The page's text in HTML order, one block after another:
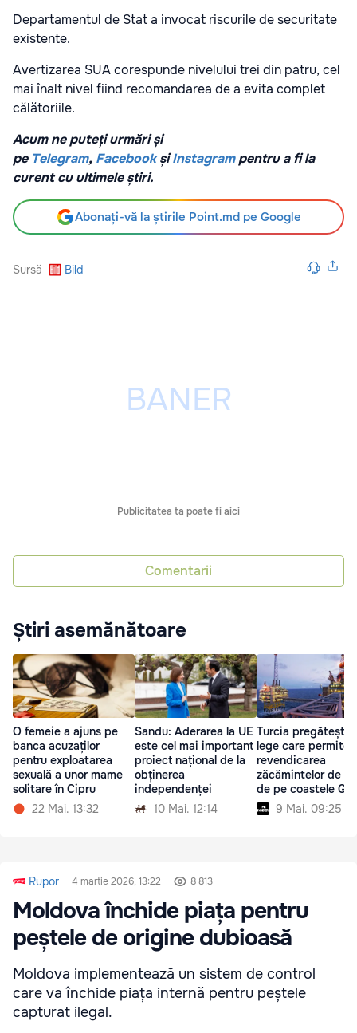
Departamentul de Stat a invocat riscurile de securitate
existente.
Avertizarea SUA corespunde nivelului trei din patru, cel
mai înalt nivel fiind recomandarea de a evita complet
călătoriile.
Acum ne puteți urmări și
pe Telegram, Facebook șiInstagrampentru a fi la
curent cu ultimele știri.
Abonați-vă la știrile Point.md pe Google
Sursă Bild
Publicitatea ta poate fi aici
Comentarii
Știri asemănătoare
O femeie a ajuns pe
banca acuzaților
pentru exploatarea
sexuală a unor mame
solitare în Cipru
22 Mai. 13:32
Sandu: Aderarea la UE
este cel mai important
proiect național de la
obținerea
independenței
10 Mai. 12:14
Turcia pregătește
lege care permite
revendicarea
zăcămintelor de
de pe coastele
și Ciprului
9 Mai. 09:25
Rupor 4 martie 2026, 13:22 8 813
Moldova închide piața pentru
peștele de origine dubioasă
Moldova implementează un sistem de control
care va închide piața internă pentru peștele
capturat ilegal.